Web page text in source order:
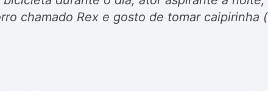
chamado Rex e gosto de tomar caipirinha